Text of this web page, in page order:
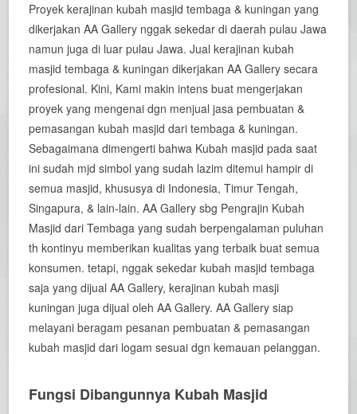
Proyek kerajinan kubah masjid tembaga & kuningan yang
dikerjakan AA Gallery nggak sekedar di daerah pulau Jawa
namun juga di luar pulau Jawa. Jual kerajinan kubah
masjid tembaga & kuningan dikerjakan AA Gallery secara
profesional. Kini, Kami makin intens buat mengerjakan
proyek yang mengenai dgn menjual jasa pembuatan &
pemasangan kubah masjid dari tembaga & kuningan.
Sebagaimana dimengerti bahwa Kubah masjid pada saat
ini sudah mjd simbol yang sudah lazim ditemui hampir di
semua masjid, khususya di Indonesia, Timur Tengah,
Singapura, & lain-lain. AA Gallery sbg Pengrajin Kubah
Masjid dari Tembaga yang sudah berpengalaman puluhan
th kontinyu memberikan kualitas yang terbaik buat semua
konsumen. tetapi, nggak sekedar kubah masjid tembaga
saja yang dijual AA Gallery, kerajinan kubah masji
kuningan juga dijual oleh AA Gallery. AA Gallery siap
melayani beragam pesanan pembuatan & pemasangan
kubah masjid dari logam sesuai dgn kemauan pelanggan.
Fungsi Dibangunnya Kubah Masjid